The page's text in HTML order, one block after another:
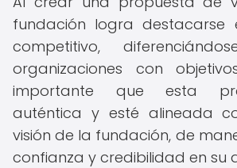
fundación logra destacarse
competitivo,
organizaciones con
importante que esta
auténtica y esté alineada
visión de la fundación, de
confianza y credibilidad en su